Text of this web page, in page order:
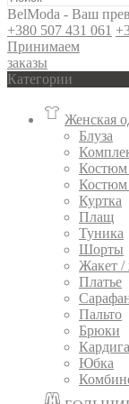
BelModa - Ваш
+380 507 431 061
Принимаем
заказы
Категории
Женская
Блуза
Куртка
Плащ
Туника
Шорты
Жакет /
Платье
Пальто
Брюки
Юбка